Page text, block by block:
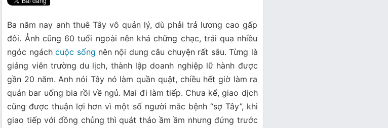
Ba năm nay anh thuê Tây vô quản lý, dù phải trả lương cao gấp
đôi. Ảnh cũng 60 tuổi ngoài nên khá chững chạc, trải qua nhiều
ngóc ngáchcuộc sống nên nội dung câu chuyện rất sâu. Từng là
giảng viên trường du lịch, thành lập doanh nghiệp lữ hành được
gần 20 năm. Anh nói Tây nó làm quần quật, chiều hết giờ làm ra
quán bar uống bia rồi về ngủ. Mai đi làm tiếp. Chưa kể, giao dịch
cũng được thuận lợi hơn vì một số người mắc bệnh “sợ Tây”, khi
giao tiếp với đồng chủng thì quát tháo ầm ầm nhưng đứng trước